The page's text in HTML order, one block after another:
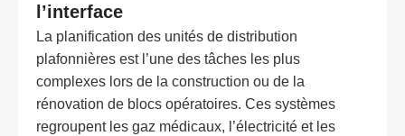
l’interface
La planification des unités de distribution
plafonnières est l’une des tâches les plus
complexes lors de la construction ou de la
rénovation de blocs opératoires. Ces systèmes
regroupent les gaz médicaux, l’électricité et les